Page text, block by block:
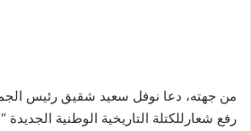
من جهته، دعا نوفل سعيد شقيق رئيس
رفع شعارللكتلة التاريخية الوطنية